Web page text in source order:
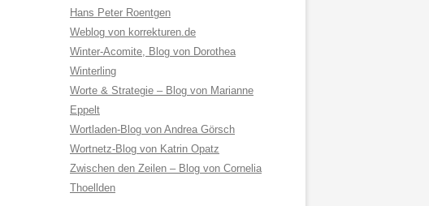
Hans Peter Roentgen
Weblog von korrekturen.de
Winter-Acomite, Blog von Dorothea
Winterling
Worte & Strategie – Blog von Marianne
Eppelt
Wortladen-Blog von Andrea Görsch
Wortnetz-Blog von Katrin Opatz
Zwischen den Zeilen – Blog von Cornelia
Thoellden